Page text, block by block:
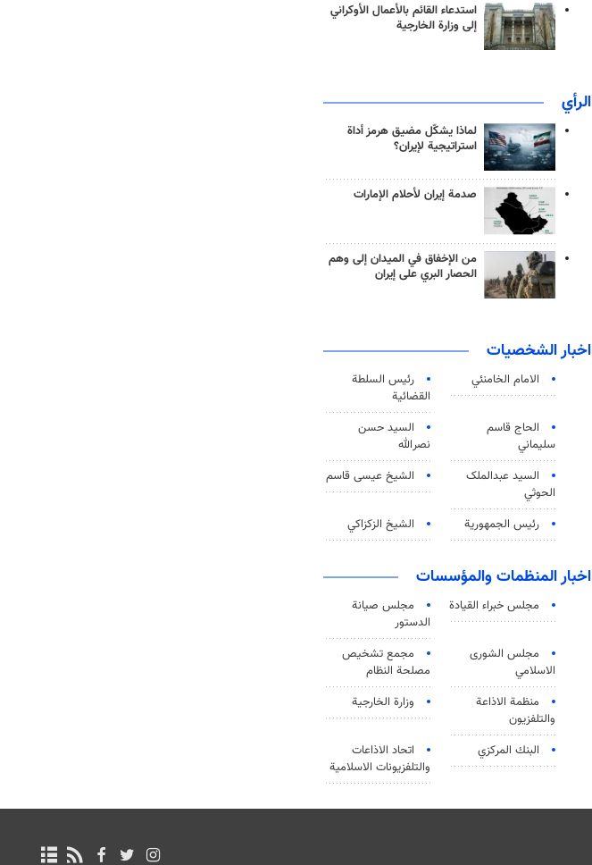
استدعاء القائم بالأعمال الأوكراني
إلى وزارة الخارجية
الرأي
لماذا يشكّل مضيق هرمز أداة
استراتيجية لإيران؟
صدمة إيران لأحلام الإمارات
من الإخفاق في الميدان إلى وهم
الحصار البري على إيران
اخبار الشخصيات
الامام الخامنئي
رئیس السلطة
القضائیة
الحاج قاسم
سليماني
السيد حسن
نصرالله
السید عبدالملک
الحوثي
الشيخ عيسى قاسم
رئيس الجمهورية الشيخ الزكزاكي
اخبار المنظمات والمؤسسات
مجلس خبراء القيادة
مجلس صيانة
الدستور
مجلس الشورى
الاسلامي
مجمع تشخيص
مصلحة النظام
منظمة الاذاعة
والتلفزیون
وزارة الخارجية
البنك المركزي
اتحاد الاذاعات
والتلفزيونات الاسلامية